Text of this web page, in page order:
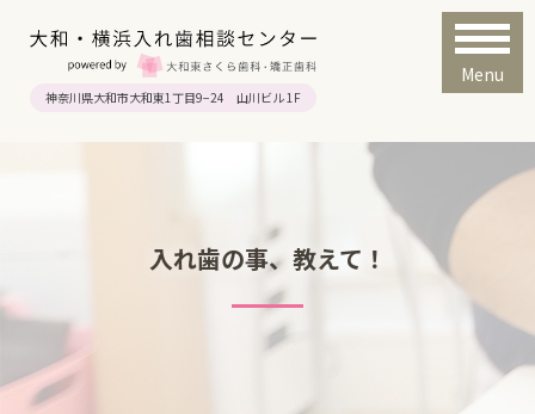
Menu
神奈川県大和市大和東1丁目9−24 山川ビル 1F
入れ歯の事、教えて！